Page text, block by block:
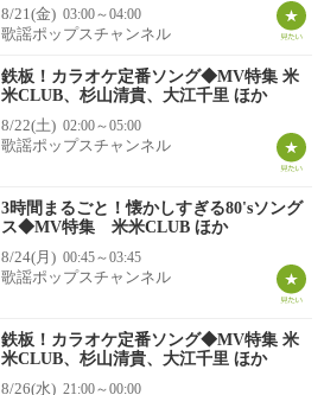
8/21(金) 03:00～04:00
歌謡ポップスチャンネル
鉄板！カラオケ定番ソング◆MV特集 米
米CLUB、杉山清貴、大江千里 ほか
8/22(土) 02:00～05:00
歌謡ポップスチャンネル
3時間まるごと！懐かしすぎる80'sソング
ス◆MV特集 米米CLUB ほか
8/24(月) 00:45～03:45
歌謡ポップスチャンネル
鉄板！カラオケ定番ソング◆MV特集 米
米CLUB、杉山清貴、大江千里 ほか
8/26(水) 21:00～00:00